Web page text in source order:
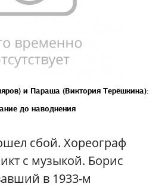
и Параша (Виктория Терёшкина):
до наводнения
сбой. Хореограф
с музыкой. Борис
в 1933-м